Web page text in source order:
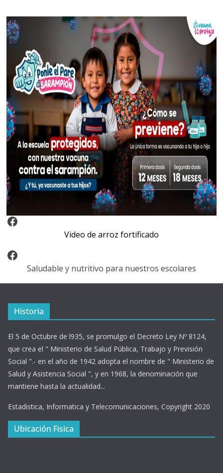
Video Arroz Fortificado
Video de arroz fortificado
Facebook
Saludable y nutritivo para nuestros escolares
Historia
El 5 de Octubre de l935, se promulgo el Decreto Ley Nº 8124,
que crea el " Ministerio de Salud Pública, Trabajo y Previsión
Social ".- en el año de 1942 adopta el nombre de " Ministerio de
Salud y Asistencia Social ", y en 1968, la denominación que
mantiene hasta la actualidad...
Estadistica, Informatica y Telecomunicaciones, Copyright 2020
Ubicación Fisica